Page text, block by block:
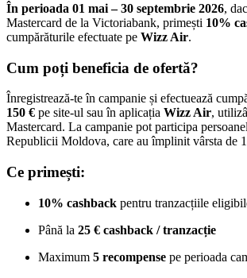
În perioada 01 mai – 30 septembrie 2026,
Mastercard de la Victoriabank, primești 10%
cumpărăturile efectuate pe Wizz Air.
Cum poți beneficia de ofertă?
Înregistrează-te în campanie și efectuează
150 € pe site-ul sau în aplicația Wizz Air,
Mastercard. La campanie pot participa
Republicii Moldova, care au împlinit vârsta de
Ce primești:
10% cashback pentru tranzacțiile
Până la 25 € cashback / tranzacție
Maximum 5 recompense pe perioada